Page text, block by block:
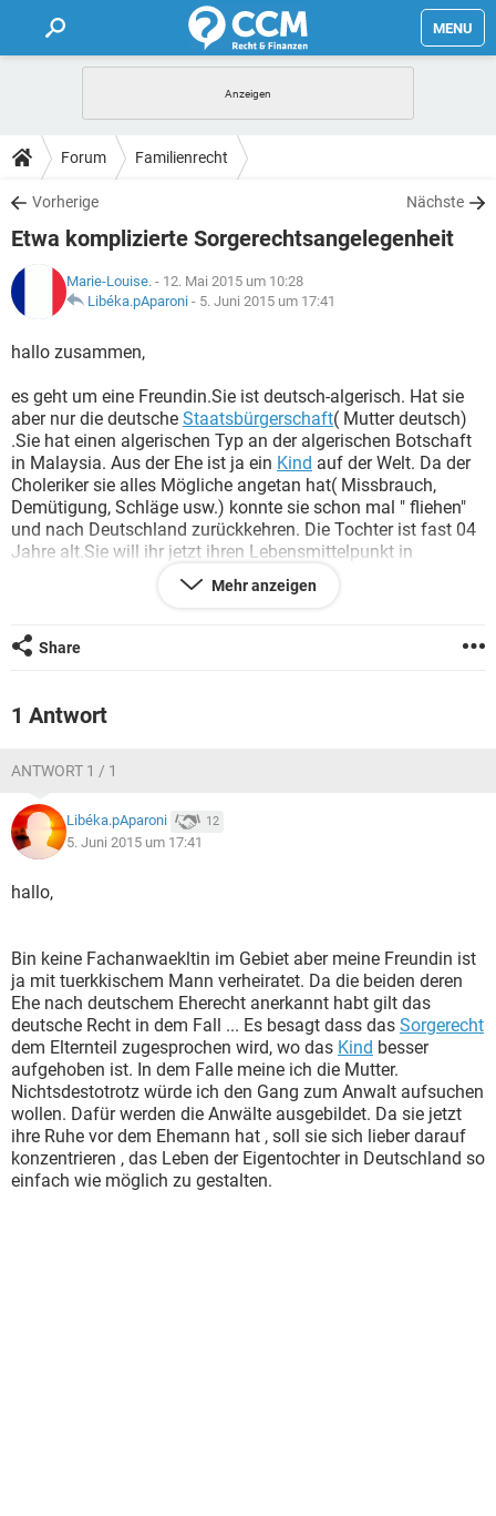
MENU
FORUM
TIPPS
Forum Familienrecht
Vorherige Nächste
Etwa komplizierte Sorgerechtsangelegenheit
Marie-Louise. - 12. Mai 2015 um 10:28
Libéka.pAparoni - 5. Juni 2015 um 17:41
hallo zusammen,
es geht um eine Freundin.Sie ist deutsch-algerisch. Hat sie
aber nur die deutsche Staatsbürgerschaft( Mutter deutsch)
.Sie hat einen algerischen Typ an der algerischen Botschaft
in Malaysia. Aus der Ehe ist ja ein Kind auf der Welt. Da der
Choleriker sie alles Mögliche angetan hat( Missbrauch,
Demütigung, Schläge usw.) konnte sie schon mal " fliehen"
und nach Deutschland zurückkehren. Die Tochter ist fast 04
Jahre alt.Sie will ihr jetzt ihren Lebensmittelpunkt in
Deutschland verschaffen( Wohnung, Kindergarten, Freunde)
In einer nächsten Etappe will sich sich scheiden lassen. Nun
wird. Da die Tochter nach algerischem Recht dem
zugesprochen wird.(Im Scheidungsfall). Gewiss wird sie
gerne... Wird der Vater ihr die Tochter nehmen können? Wird
sie sich mal nach algerischem oder nach deutschem Recht
Malaysia. Die Tochter ist deutscher Nationalität.
Mehr anzeigen
Share
1 Antwort
ANTWORT 1 / 1
Libéka.pAparoni 12
5. Juni 2015 um 17:41
hallo,
Bin keine Fachanwaekltin im Gebiet aber meine Freundin ist
ja mit tuerkkischem Mann verheiratet. Da die beiden deren
Ehe nach deutschem Eherecht anerkannt habt gilt das
deutsche Recht in dem Fall ... Es besagt dass das Sorgerecht
dem Elternteil zugesprochen wird, wo das Kind besser
aufgehoben ist. In dem Falle meine ich die Mutter.
Nichtsdestotrotz würde ich den Gang zum Anwalt aufsuchen
wollen. Dafür werden die Anwälte ausgebildet. Da sie jetzt
ihre Ruhe vor dem Ehemann hat , soll sie sich lieber darauf
konzentrieren , das Leben der Eigentochter in Deutschland so
einfach wie möglich zu gestalten.